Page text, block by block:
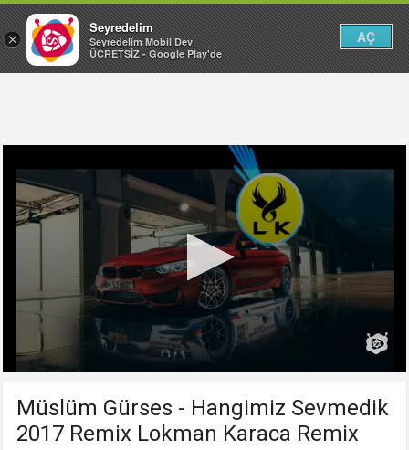
Müslüm Gürses - Hangimiz Sevmedik
2017 Remix Lokman Karaca Remix
×
Seyredelim
Seyredelim Mobil Dev
ÜCRETSİZ - Google Play'de
AÇ